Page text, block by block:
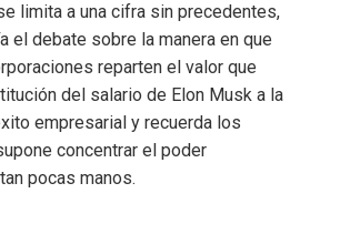
limita a una cifra sin precedentes,
el debate sobre la manera en que
reparten el valor que
del salario de Elon Musk a la
empresarial y recuerda los
concentrar el poder
pocas manos.